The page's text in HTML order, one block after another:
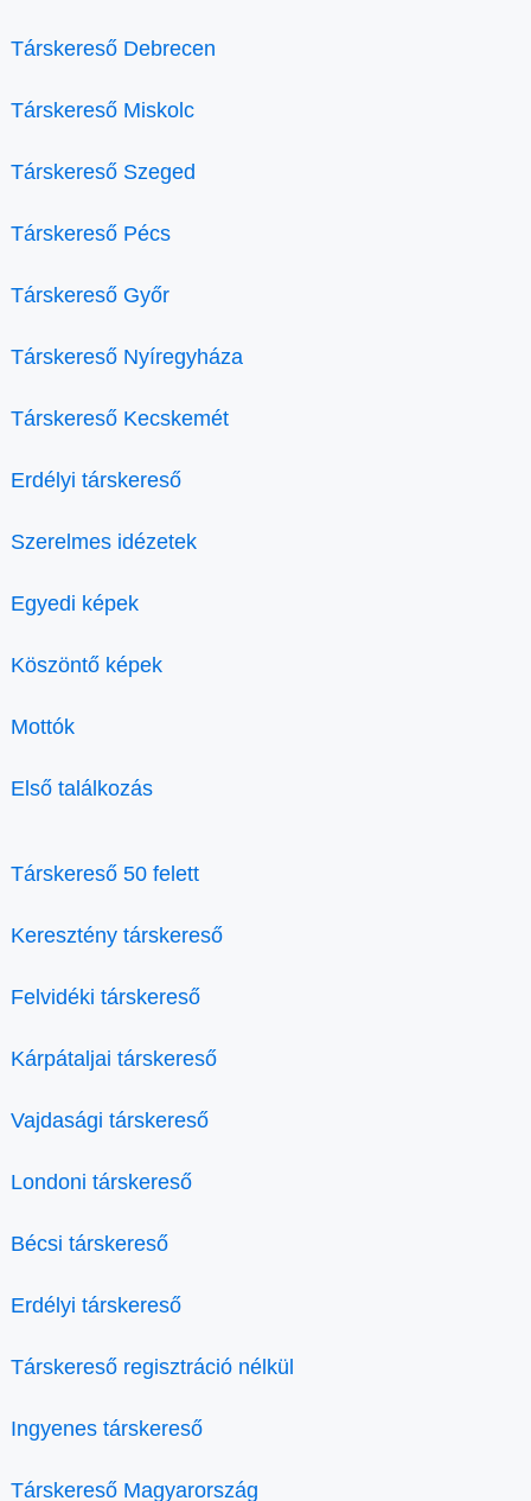
Társkereső Debrecen
Társkereső Miskolc
Társkereső Szeged
Társkereső Pécs
Társkereső Győr
Társkereső Nyíregyháza
Társkereső Kecskemét
Erdélyi társkereső
Szerelmes idézetek
Egyedi képek
Köszöntő képek
Mottók
Első találkozás
Társkereső 50 felett
Keresztény társkereső
Felvidéki társkereső
Kárpátaljai társkereső
Vajdasági társkereső
Londoni társkereső
Bécsi társkereső
Erdélyi társkereső
Társkereső regisztráció nélkül
Ingyenes társkereső
Társkereső Magyarország